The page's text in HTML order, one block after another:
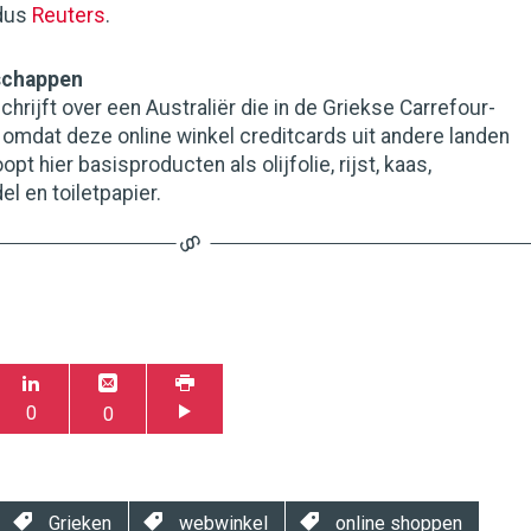
Reuters.
over een Australiër die in de Griekse Carrefour-
deze online winkel creditcards uit andere landen
hier basisproducten als olijfolie, rijst, kaas,
en toiletpapier.
0 0
Grieken webwinkel online shoppen